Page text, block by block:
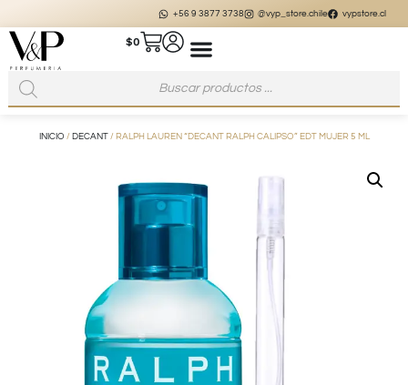
+56 9 3877 3738 @vyp_store.chile vypstore.cl
$0
INICIO / DECANT/ RALPH LAUREN “DECANT RALPH CALIPSO” EDT MUJER 5 ML